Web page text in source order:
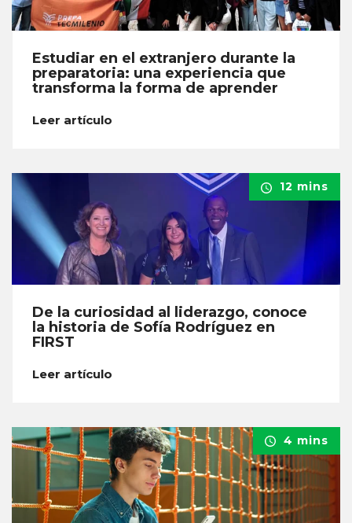
Estudiar en el extranjero durante la
preparatoria: una experiencia que
transforma la forma de aprender
Leer artículo
12 mins
De la curiosidad al liderazgo, conoce
la historia de Sofía Rodríguez en
FIRST
Leer artículo
4 mins